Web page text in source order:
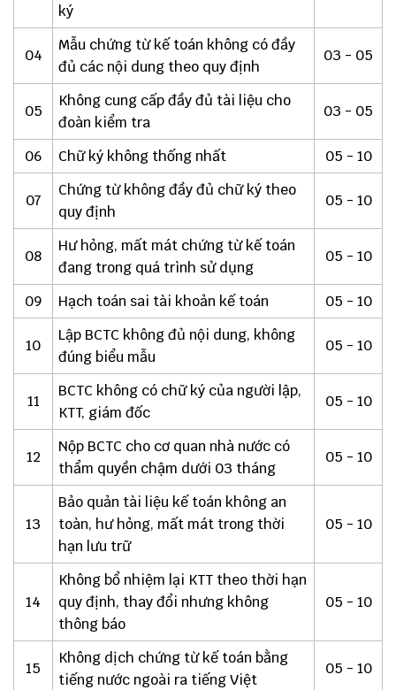
ký
04
Mẫu chứng từ kế toán không có đầy
đủ các nội dung theo quy định
03 - 05
05
Không cung cấp đầy đủ tài liệu cho
đoàn kiểm tra
03 - 05
06 Chữ ký không thống nhất 05 - 10
07
Chứng từ không đầy đủ chữ ký theo
quy định
05 - 10
08
Hư hỏng, mất mát chứng từ kế toán
đang trong quá trình sử dụng
05 - 10
09 Hạch toán sai tài khoản kế toán 05 - 10
10
Lập BCTC không đủ nội dung, không
đúng biểu mẫu
05 - 10
11
BCTC không có chữ ký của người lập,
KTT, giám đốc
05 - 10
12
Nộp BCTC cho cơ quan nhà nước có
thẩm quyền chậm dưới 03 tháng
05 - 10
13
Bảo quản tài liệu kế toán không an
toàn, hư hỏng, mất mát trong thời
hạn lưu trữ
05 - 10
14
Không bổ nhiệm lại KTT theo thời hạn
quy định, thay đổi nhưng không
thông báo
05 - 10
15
Không dịch chứng từ kế toán bằng
tiếng nước ngoài ra tiếng Việt
05 - 10